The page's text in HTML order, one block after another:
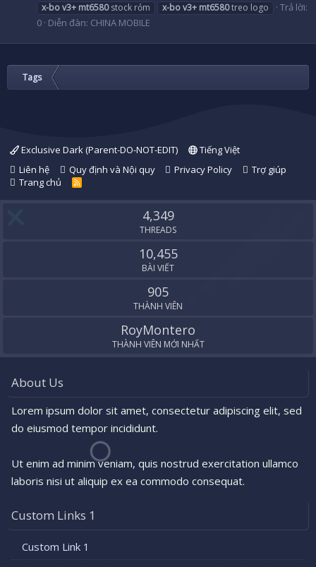
x-bov3+ mt6580stock rỏm x-bov3+ mt6580treo logo
Trả lời:
0 Diễn đàn: CHINA MOBILE
Tags
Exclusive Dark (Parent-DO-NOT-EDIT)
Tiếng Việt
Liên hệ
Quy định và Nội quy Privacy Policy
Trợ giúp
Trang chủ
R
S
4,349
THREADS
10,455
BÀI VIẾT
905
THÀNH VIÊN
RoyMontero
THÀNH VIÊN MỚI NHẤT
About Us
Lorem ipsum dolor sit amet, consectetur adipiscing elit, sed
do eiusmod tempor incididunt.
Ut enim ad minim veniam, quis nostrud exercitation ullamco
laboris nisi ut aliquip ex ea commodo consequat.
Custom Links 1
Custom Link 1